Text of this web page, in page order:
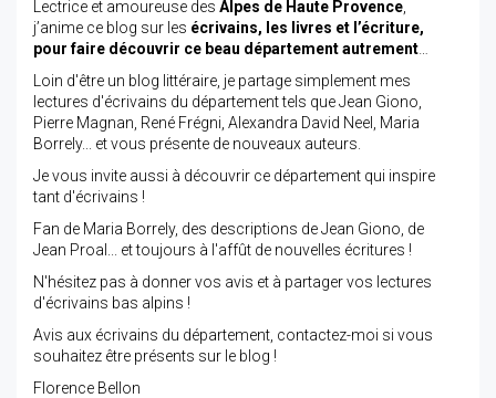
Lectrice et amoureuse des Alpes de Haute Provence
j’anime ce blog sur les écrivains, les livres et l’écriture,
pour faire découvrir ce beau département autrement
Loin d'être un blog littéraire, je partage simplement mes
lectures d'écrivains du département tels que Jean Giono,
Pierre Magnan, René Frégni, Alexandra David Neel, Maria
Borrely... et vous présente de nouveaux auteurs.
Je vous invite aussi à découvrir ce département qui inspire
tant d'écrivains !
Fan de Maria Borrely, des descriptions de Jean Giono, de
Jean Proal... et toujours à l'affût de nouvelles écritures !
N'hésitez pas à donner vos avis et à partager vos lectures
d'écrivains bas alpins !
Avis aux écrivains du département, contactez-moi si vous
souhaitez être présents sur le blog !
Florence Bellon